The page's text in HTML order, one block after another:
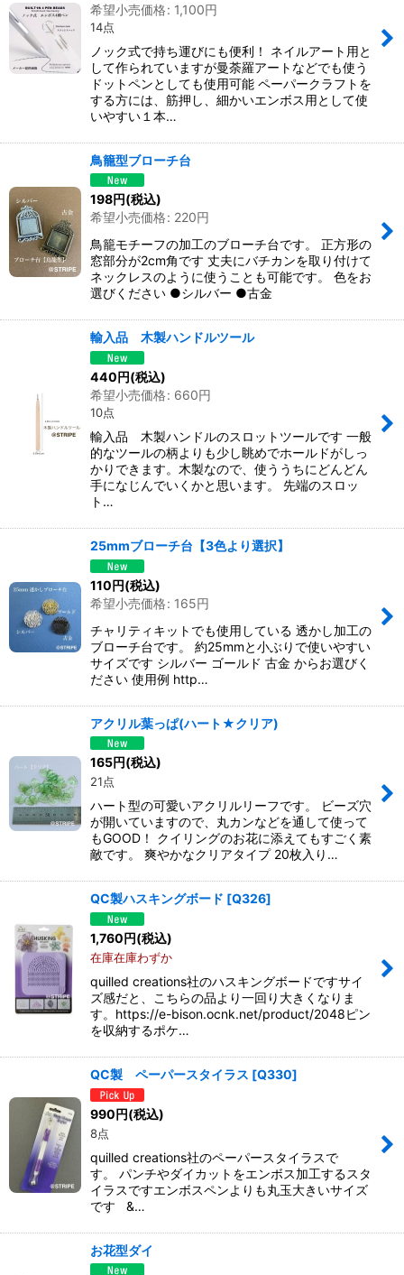
希望小売価格: 1,100円
14点
ノック式で持ち運びにも便利！ ネイルアート用と
して作られていますが曼荼羅アートなどでも使う
ドットペンとしても使用可能 ペーパークラフトを
する方には、筋押し、細かいエンボス用として使
いやすい１本…
鳥籠型ブローチ台
198円(税込)
希望小売価格: 220円
鳥籠モチーフの加工のブローチ台です。 正方形の
窓部分が2cm角です 丈夫にバチカンを取り付けて
ネックレスのように使うことも可能です。 色をお
選びください ●シルバー ●古金
輸入品 木製ハンドルツール
440円(税込)
希望小売価格: 660円
10点
輸入品 木製ハンドルのスロットツールです 一般
的なツールの柄よりも少し眺めでホールドがしっ
かりできます。木製なので、使ううちにどんどん
手になじんでいくかと思います。 先端のスロッ
ト…
25mmブローチ台【3色より選択】
110円(税込)
希望小売価格: 165円
チャリティキットでも使用している 透かし加工の
ブローチ台です。 約25mmと小ぶりで使いやすい
サイズです シルバー ゴールド 古金 からお選びく
ださい 使用例 http…
アクリル葉っぱ(ハート★クリア)
165円(税込)
21点
ハート型の可愛いアクリルリーフです。 ビーズ穴
が開いていますので、丸カンなどを通して使って
もGOOD！ クイリングのお花に添えてもすごく素
敵です。 爽やかなクリアタイプ 20枚入り…
QC製ハスキングボード [Q326]
1,760円(税込)
在庫在庫わずか
quilled creations社のハスキングボードですサイ
ズ感だと、こちらの品より一回り大きくなりま
す。https://e-bison.ocnk.net/product/2048ピン
を収納するポケ…
QC製 ペーパースタイラス [Q330]
990円(税込)
8点
quilled creations社のペーパースタイラスで
す。 パンチやダイカットをエンボス加工するスタ
イラスですエンボスペンよりも丸玉大きいサイズ
です &…
お花型ダイ